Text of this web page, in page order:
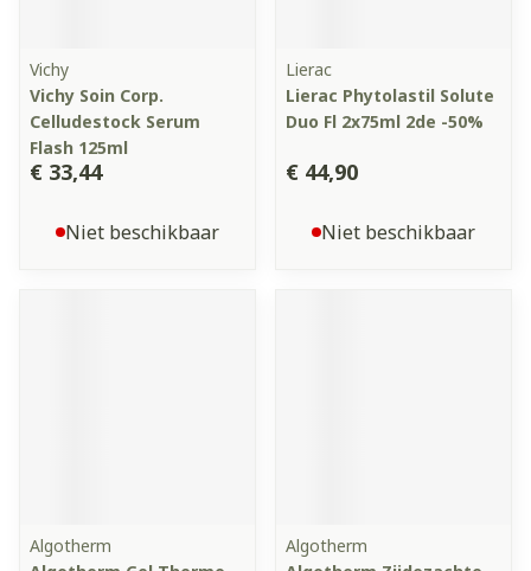
Vichy
Vichy Soin Corp.
Celludestock Serum
Flash 125ml
€ 33,44
Niet beschikbaar
Lierac
Lierac Phytolastil Solute
Duo Fl 2x75ml 2de -50%
€ 44,90
Niet beschikbaar
Algotherm
Algotherm